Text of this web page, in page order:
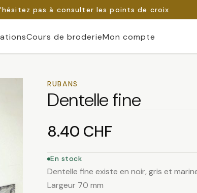
pas à consulter les points de croix
Cours de broderieMon compte
RUBANS
Dentelle fine
8.40 CHF
En stock
Dentelle fine existe en noir, gris et
Largeur 70 mm